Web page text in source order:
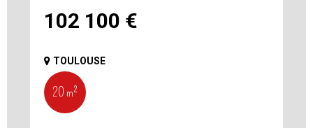
102 100 €
TOULOUSE
20 m²